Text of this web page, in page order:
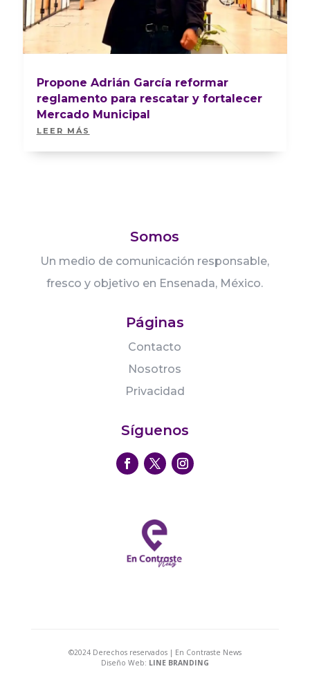
Propone Adrián García reformar
reglamento para rescatar y fortalecer
Mercado Municipal
LEER MÁS
Somos
Un medio de comunicación responsable,
fresco y objetivo en Ensenada, México.
Páginas
Contacto
Nosotros
Privacidad
Síguenos
©2024 Derechos reservados | En Contraste News
Diseño Web: LINE BRANDING